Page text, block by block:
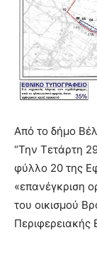
Από το δήμο
“Την Τετάρτη
φύλλο 20 της
«επανέγκριση
του οικισμού
Περιφερειακής